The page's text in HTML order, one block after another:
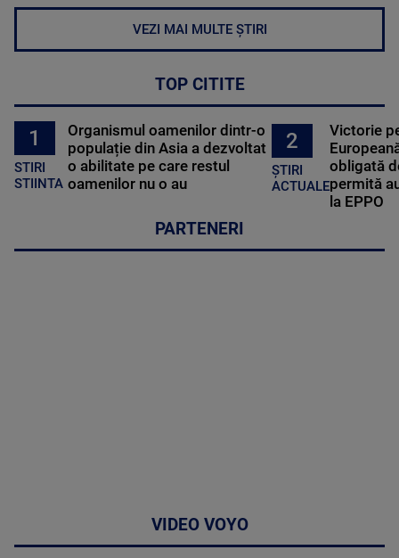
VEZI MAI MULTE ȘTIRI
TOP CITITE
1
STIRI
STIINTA
Organismul oamenilor dintr-o
populație din Asia a dezvoltat
o abilitate pe care restul
oamenilor nu o au
2
ȘTIRI
ACTUALE
Victorie
obligată
permită
la EPPO
PARTENERI
VIDEO VOYO